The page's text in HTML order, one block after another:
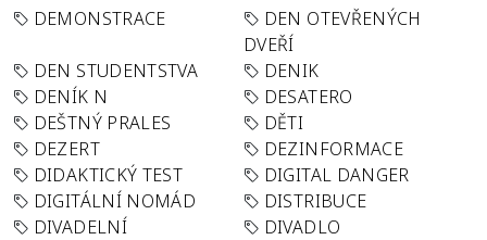
DEMONSTRACE
DEN OTEVŘENÝCH
DVEŘÍ
DEN STUDENTSTVA
DENIK
DENÍK N
DESATERO
DEŠTNÝ PRALES
DĚTI
DEZERT
DEZINFORMACE
DIDAKTICKÝ TEST
DIGITAL DANGER
DIGITÁLNÍ NOMÁD
DISTRIBUCE
DIVADELNÍ
DIVADLO